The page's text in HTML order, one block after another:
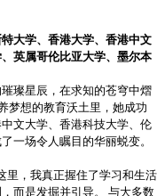
大学、香港大学、香港中文
英属哥伦比亚大学、墨尔本
璨星辰，在求知的苍穹中熠
梦想的教育沃土里，她成功
文大学、香港科技大学、伦
一场令人瞩目的华丽蜕变。
里，我真正握住了学习和生活
而是发掘并引导。 与大多数